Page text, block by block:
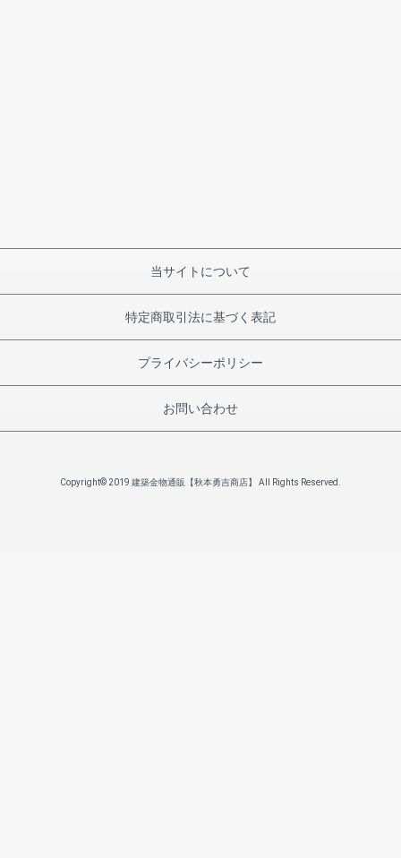
当サイトについて
特定商取引法に基づく表記
プライバシーポリシー
お問い合わせ
Copyright© 2019 建築金物通販【秋本勇吉商店】 All Rights Reserved.